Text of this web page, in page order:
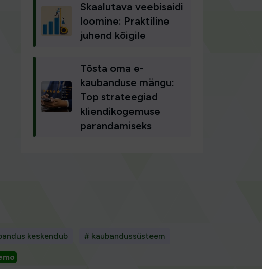
Skaalutava veebisaidi
loomine: Praktiline
juhend kõigile
Tõsta oma e-
kaubanduse mängu:
Top strateegiad
kliendikogemuse
parandamiseks
keskendub # kaubandussüsteem